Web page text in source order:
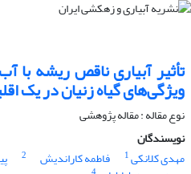
تأثیر آبیاری ناقص ریشه
ویژگی‌های گیاه زنیان در یک
نوع مقاله : مقاله پژوهشی
نویسندگان
مهدی کلانکی1 فاطمه کاراندیش 2